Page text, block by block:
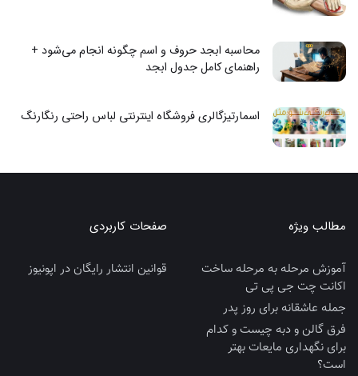
محاسبه ابجد حروف و اسم چگونه انجام می‌شود +
راهنمای کامل جدول ابجد
اسمارتیزگالری فروشگاه اینترنتی لباس راحتی رنگارنگ
مطالب ویژه
آموزش مرحله به مرحله ساخت
اکانت چت جی پی تی
جمله عاشقانه برای روز پدر
فرق گالن و دبه چیست و کدام
برای نگهداری مایعات بهتر
است؟
صفحات کاربردی
قوانین انتشار رایگان در اپونیوز